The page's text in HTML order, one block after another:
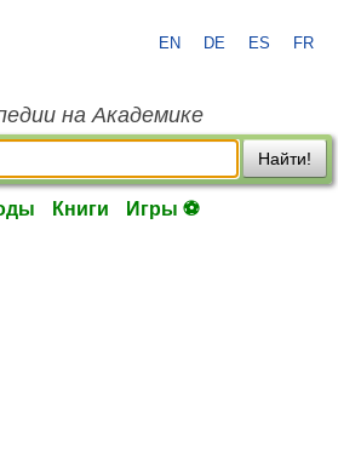
EN DE ES FR
на Академике
Найти!
Книги Игры ⚽